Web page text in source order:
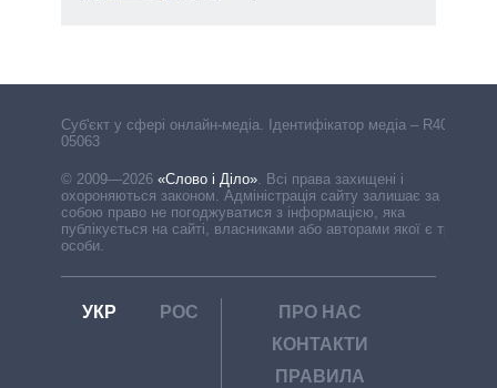
Cуб'єкт у сфері онлайн-медіа. Ідентифікатор медіа – R40-
05063
© 2009—2026 «Слово і Діло». Всі права захищені і
охороняються законом. Адміністрація сайту залишає за
собою право не погоджуватися з інформацією, яка
публікується на сайті, власниками або авторами якої є треті
особи.
УКР РОС
ПРО НАС
КОНТАКТИ
ПРАВИЛА